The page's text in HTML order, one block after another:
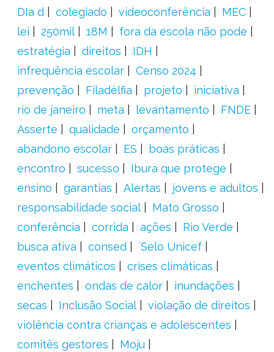
DIa d
colegiado videoconferência
MEC
lei
250mil 18M
fora da escola não pode
estratégia
direitos
IDH
infrequência escolar
Censo 2024
prevenção
Filadélfia projeto
iniciativa
rio de janeiro
meta levantamento
FNDE
Asserte
qualidade
orçamento
abandono escolar
ES
boas práticas
encontro
sucesso
Ibura que protege
ensino
garantias Alertas
jovens e adultos
responsabilidade social
Mato Grosso
conferência
corrida ações
Rio Verde
busca ativa
consed
´Selo Unicef
eventos climáticos
crises climáticas
enchentes
ondas de calor
inundações
secas
Inclusão Social
violação de direitos
violência contra crianças e adolescentes
comitês gestores
Moju